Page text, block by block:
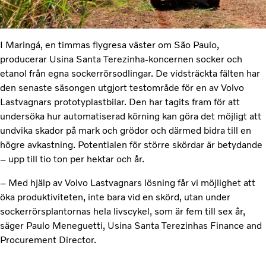
I Maringá, en timmas flygresa väster om São Paulo,
producerar Usina Santa Terezinha-koncernen socker och
etanol från egna sockerrörsodlingar. De vidsträckta fälten har
den senaste säsongen utgjort testområde för en av Volvo
Lastvagnars prototyplastbilar. Den har tagits fram för att
undersöka hur automatiserad körning kan göra det möjligt att
undvika skador på mark och grödor och därmed bidra till en
högre avkastning. Potentialen för större skördar är betydande
– upp till tio ton per hektar och år.
– Med hjälp av Volvo Lastvagnars lösning får vi möjlighet att
öka produktiviteten, inte bara vid en skörd, utan under
sockerrörsplantornas hela livscykel, som är fem till sex år,
säger Paulo Meneguetti, Usina Santa Terezinhas Finance and
Procurement Director.